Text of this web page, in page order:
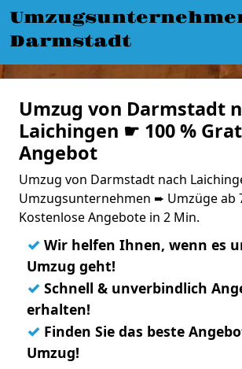
Darmstadt
Umzug von Darmstadt
Laichingen ☛ 100 %
Angebot
Umzug von Darmstadt nach
Umzugsunternehmen ➨ Umzüge ab
Kostenlose Angebote in 2 Min.
✓ Wir helfen Ihnen, wenn es
Umzug geht!
✓ Schnell & unverbindlich
erhalten!
✓ Finden Sie das beste
Umzug!